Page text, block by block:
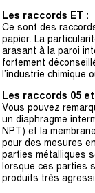
Les raccords ET :
Ce sont des
papier. La
arasant à la paroi
fortement
l’industrie chimique
Les raccords 05 et
Vous pouvez
un diaphragme
NPT) et la
pour des mesures
parties métalliques
lorsque ces parties
produits très